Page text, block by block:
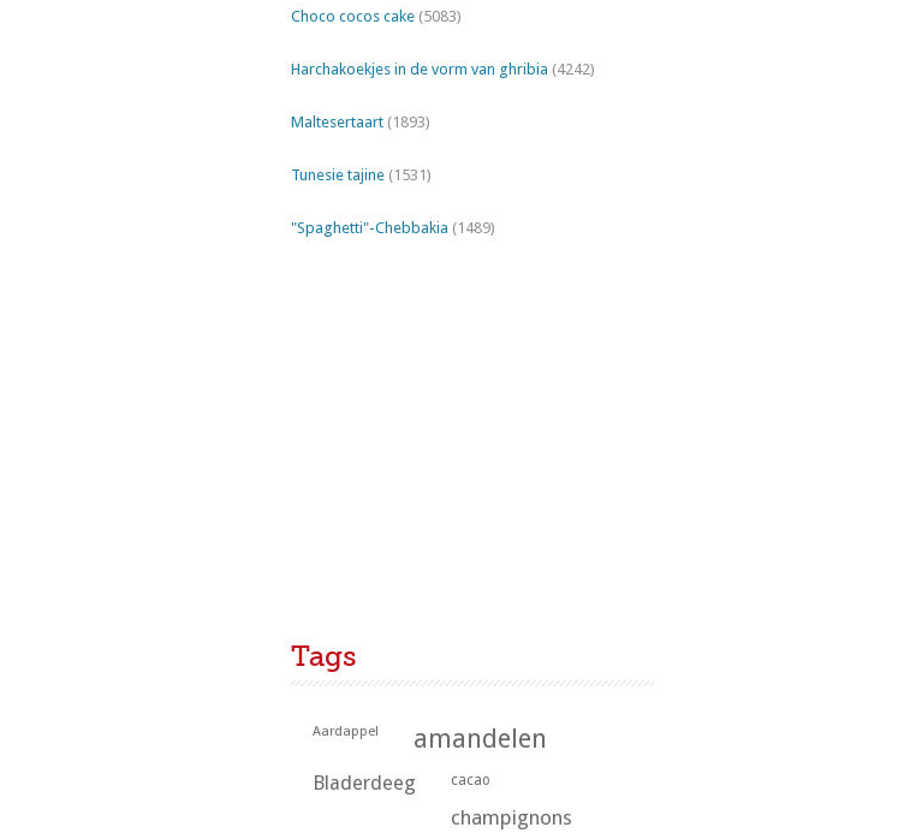
Choco cocos cake (5083)
Harchakoekjes in de vorm van ghribia (4242)
Maltesertaart (1893)
Tunesie tajine (1531)
"Spaghetti"-Chebbakia (1489)
Tags
Aardappel amandelen
Bladerdeeg cacao
champignons